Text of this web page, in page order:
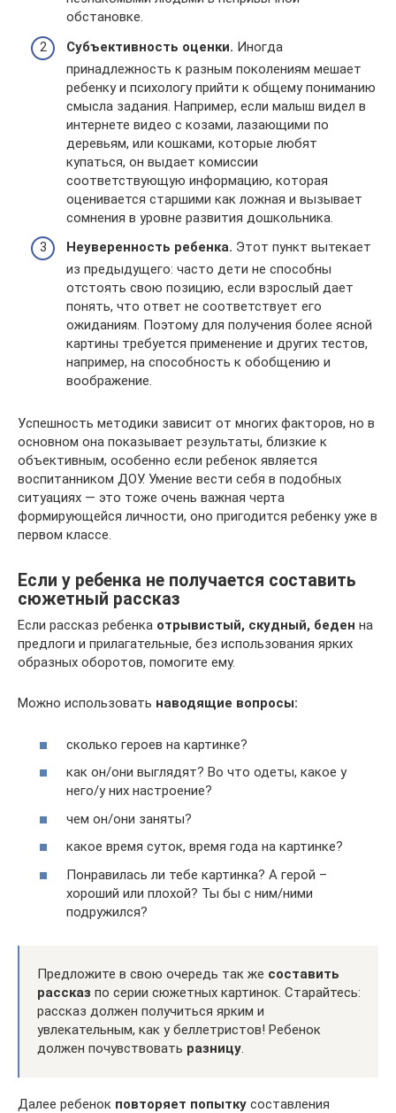
обстановке.
Субъективность оценки. Иногда
принадлежность к разным поколениям мешает
ребенку и психологу прийти к общему пониманию
смысла задания. Например, если малыш видел в
интернете видео с козами, лазающими по
деревьям, или кошками, которые любят
купаться, он выдает комиссии
соответствующую информацию, которая
оценивается старшими как ложная и вызывает
сомнения в уровне развития дошкольника.
Неуверенность ребенка. Этот пункт вытекает
из предыдущего: часто дети не способны
отстоять свою позицию, если взрослый дает
понять, что ответ не соответствует его
ожиданиям. Поэтому для получения более ясной
картины требуется применение и других тестов,
например, на способность к обобщению и
воображение.
Успешность методики зависит от многих факторов, но в
основном она показывает результаты, близкие к
объективным, особенно если ребенок является
воспитанником ДОУ. Умение вести себя в подобных
ситуациях — это тоже очень важная черта
формирующейся личности, оно пригодится ребенку уже в
первом классе.
Если у ребенка не получается составить
сюжетный рассказ
Если рассказ ребенка отрывистый, скудный, беден на
предлоги и прилагательные, без использования ярких
образных оборотов, помогите ему.
Можно использовать наводящие вопросы:
сколько героев на картинке?
как он/они выглядят? Во что одеты, какое у
него/у них настроение?
чем он/они заняты?
какое время суток, время года на картинке?
Понравилась ли тебе картинка? А герой –
хороший или плохой? Ты бы с ним/ними
подружился?
Предложите в свою очередь так же составить
рассказ по серии сюжетных картинок. Старайтесь:
рассказ должен получиться ярким и
увлекательным, как у беллетристов! Ребенок
должен почувствовать разницу.
Далее ребенок повторяет попытку составления